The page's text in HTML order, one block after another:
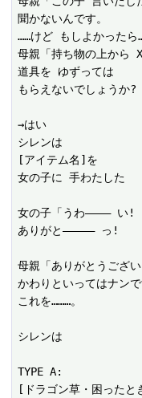
聞かないんです。
……けど もしよかったら
母親「持ち物の上から
道具を ゆずっては
もらえないでしょうか?
→はい
シレンは
[アイテム名]を
女の子に 手わたした
女の子「うわ―――― い!
ありがと――――― っ!
母親「ありがとうござい
かわりといってはナン
これを………。
シレンは
TYPE A:
[ドラゴン草・困った